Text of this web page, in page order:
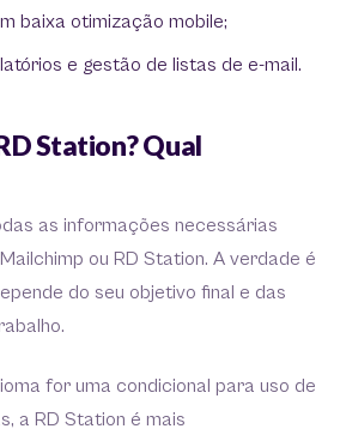
baixa otimização mobile;
e gestão de listas de e-mail.
Station? Qual
as informações necessárias
ou RD Station. A verdade é
do seu objetivo final e das
for uma condicional para uso de
a RD Station é mais